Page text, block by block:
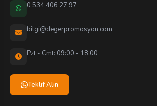
0 534 406 27 97
bilgi@degerpromosyon.com
Pzt - Cmt: 09:00 - 18:00
Teklif Alın